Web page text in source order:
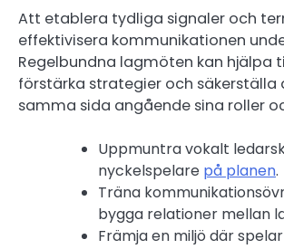
Att etablera tydliga signaler och
effektivisera kommunikationen
Regelbundna lagmöten kan hjälpa
förstärka strategier och säkerställa
samma sida angående sina roller
Uppmuntra vokalt
nyckelspelare på planen.
Träna
bygga relationer mellan
Främja en miljö där